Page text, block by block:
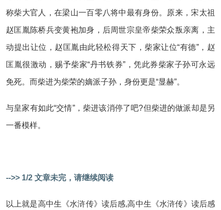
称柴大官人，在梁山一百零八将中最有身份。原来，宋太祖
赵匡胤陈桥兵变黄袍加身，后周世宗皇帝柴荣众叛亲离，主
动提出让位，赵匡胤由此轻松得天下，柴家让位“有德”，赵
匡胤很激动，赐予柴家“丹书铁券”，凭此券柴家子孙可永远
免死。而柴进为柴荣的嫡派子孙，身份更是“显赫”。
与皇家有如此“交情”，柴进该消停了吧?但柴进的做派却是另
一番模样。
-->> 1/2 文章未完，请继续阅读
以上就是高中生《水浒传》读后感,高中生《水浒传》读后感